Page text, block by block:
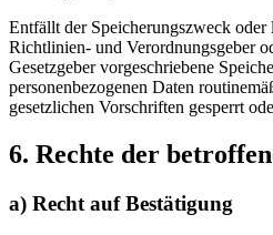
Entfällt der Speicherungszweck
Richtlinien- und Verordnungsgeber
Gesetzgeber vorgeschriebene
personenbezogenen Daten
gesetzlichen Vorschriften gesperrt
6. Rechte der
a) Recht auf Bestätigung